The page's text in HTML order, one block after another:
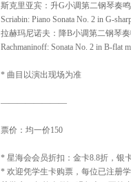
斯克里亚宾：升G小调第二钢琴奏
Scriabin: Piano Sonata No. 2 in G-
拉赫玛尼诺夫：降B小调第二钢琴
Rachmaninoff: Sonata No. 2 in B-flat
* 曲目以演出现场为准
————————
票价：均一价150
* 星海会会员折扣：金卡8.8折，银
* 欢迎凭学生卡购票，每位已注册